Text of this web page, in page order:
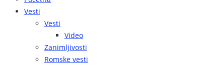
Vesti
Vesti
Video
Zanimljivosti
Romske vesti